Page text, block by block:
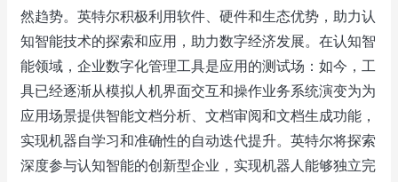
然趋势。英特尔积极利用软件、硬件和生态优势，助力认
知智能技术的探索和应用，助力数字经济发展。在认知智
能领域，企业数字化管理工具是应用的测试场：如今，工
具已经逐渐从模拟人机界面交互和操作业务系统演变为为
应用场景提供智能文档分析、文档审阅和文档生成功能，
实现机器自学习和准确性的自动迭代提升。英特尔将探索
深度参与认知智能的创新型企业，实现机器人能够独立完